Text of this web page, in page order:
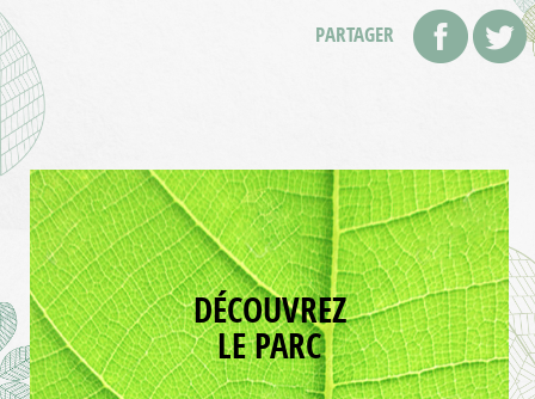
PARTAGER
DÉCOUVREZ
LE PARC